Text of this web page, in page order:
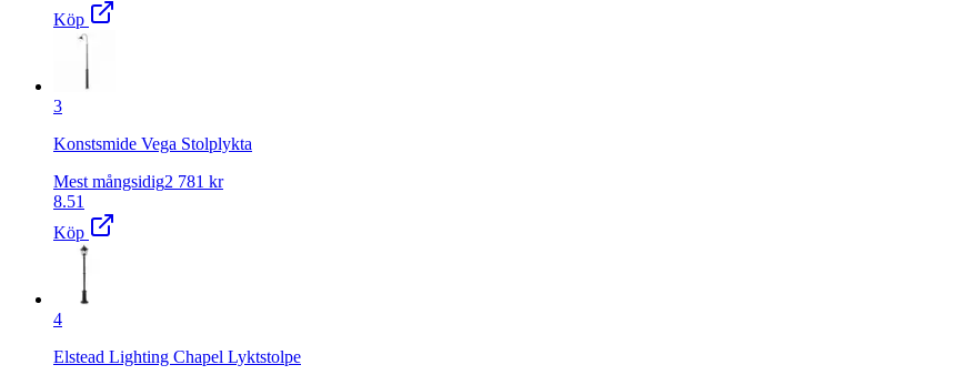
Köp
3
Konstsmide Vega Stolplykta
Mest mångsidig2 781 kr
8.51
Köp
4
Elstead Lighting Chapel Lyktstolpe